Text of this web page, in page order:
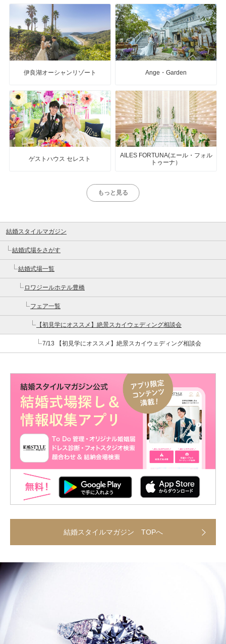
伊良湖オーシャンリゾート Ange・Garden
ゲストハウス セレスト
AILES FORTUNA(エール・フォル
トゥーナ）
もっと見る
結婚スタイルマガジン
結婚式場をさがす
結婚式場一覧
ロワジールホテル豊橋
フェア一覧
【初見学にオススメ】絶景スカイウェディング相談会
7/13 【初見学にオススメ】絶景スカイウェディング相談会
結婚スタイルマガジン TOPへ